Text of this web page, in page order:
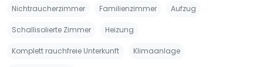
Nichtraucherzimmer Familienzimmer Aufzug
Schallisolierte Zimmer Heizung
Komplett rauchfreie Unterkunft Klimaanlage